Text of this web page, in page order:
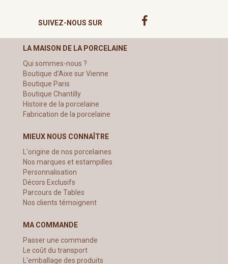
SUIVEZ-NOUS SUR
LA MAISON DE LA PORCELAINE
Qui sommes-nous ?
Boutique d'Aixe sur Vienne
Boutique Paris
Boutique Chantilly
Histoire de la porcelaine
Fabrication de la porcelaine
MIEUX NOUS CONNAÎTRE
L'origine de nos porcelaines
Nos marques et estampilles
Personnalisation
Décors Exclusifs
Parcours de Tables
Nos clients témoignent
MA COMMANDE
Passer une commande
Le coût du transport
L'emballage des produits